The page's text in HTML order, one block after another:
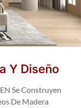
Y Diseño
Se Construyen
De Madera